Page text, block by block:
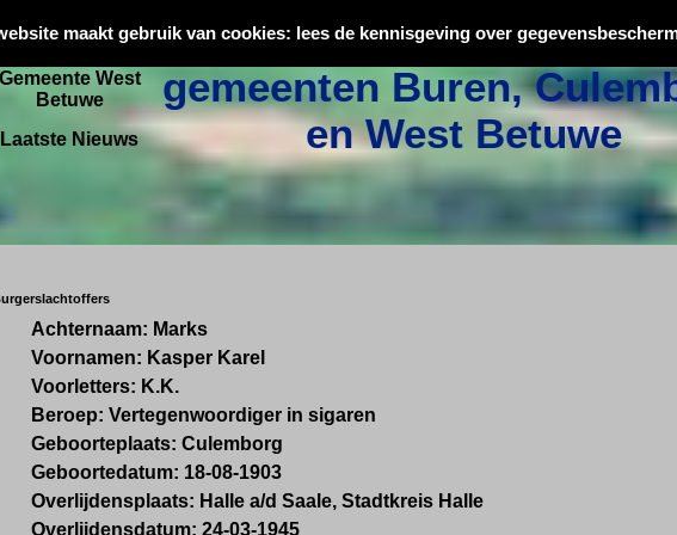
maakt gebruik van cookies: lees de kennisgeving over
Oorlogsslachtoffers
gemeenten Buren,
en West Betuwe
Gemeente
Culemborg
Gemeente West
Betuwe
Laatste Nieuws
Achternaam: Marks
Voornamen: Kasper Karel
Voorletters: K.K.
Beroep: Vertegenwoordiger in sigaren
Geboorteplaats: Culemborg
Geboortedatum: 18-08-1903
Overlijdensplaats: Halle a/d Saale, Stadtkreis Halle
Overlijdensdatum: 24-03-1945